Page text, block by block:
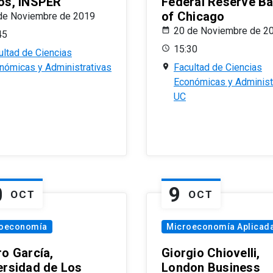
Noviembre de 2019
de Ciencias
y Administrativas
of Chicago
20 de Noviembre de
15:30
Facultad de Ciencias
Económicas y
UC
OCT
García,
de Los
9 OCT
Microeconomía
Giorgio Chiovelli,
London Business